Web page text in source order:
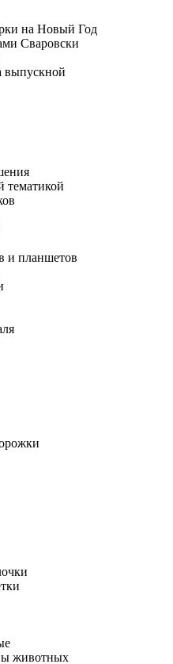
на Новый Год
Сваровски
выпускной
тематикой
и планшетов
животных